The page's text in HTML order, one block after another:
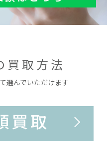
買取方法
選んでいただけます
買取